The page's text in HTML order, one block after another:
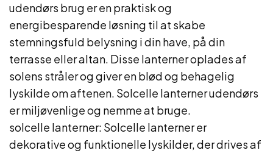
udendørs brug er en praktisk og
energibesparende løsning til at skabe
stemningsfuld belysning i din have, på din
terrasse eller altan. Disse lanterner oplades af
solens stråler og giver en blød og behagelig
lyskilde om aftenen. Solcelle lanterner udendørs
er miljøvenlige og nemme at bruge.
solcelle lanterner: Solcelle lanterner er
dekorative og funktionelle lyskilder, der drives af